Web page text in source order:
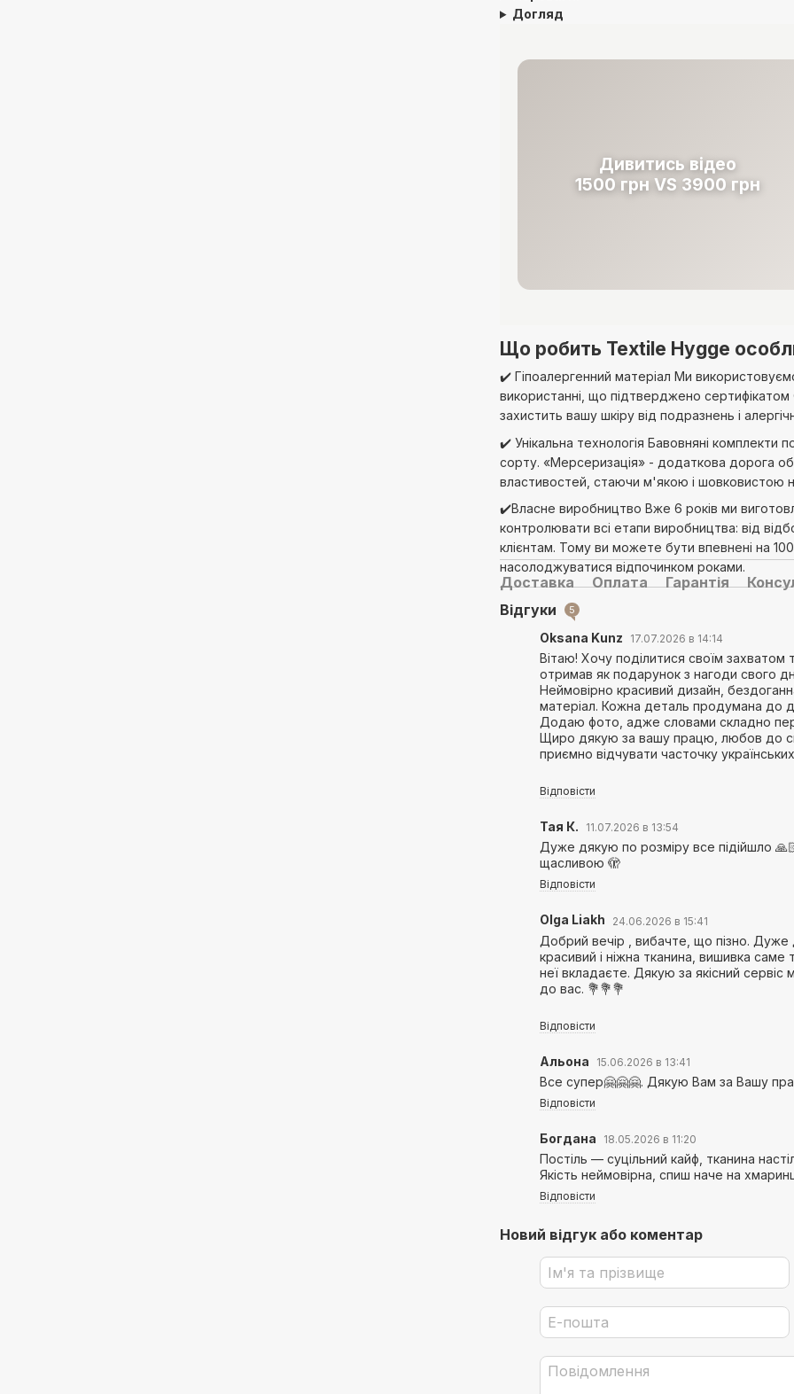
Догляд
Дивитись відео
1500 грн VS 3900 грн
Що робить Textile Hygge
✔️ Гіпоалергенний матеріал Ми
використанні, що підтверджено сертифікатом
захистить вашу шкіру від подразнень і
✔️ Унікальна технологія Бавовняні комплекти
сорту. «Мерсеризація» - додаткова дорога
властивостей, стаючи м'якою і шовковистою
✔️Власне виробництво Вже 6 років ми
контролювати всі етапи виробництва: від
клієнтам. Тому ви можете бути впевнені на
насолоджуватися відпочинком роками.
Доставка Оплата Гарантія
Відгуки
5
Oksana Kunz 17.07.2026 в 14:14
Вітаю! Хочу поділитися своїм захватом
отримав як подарунок з нагоди свого
Неймовірно красивий дизайн,
матеріал. Кожна деталь продумана до
Додаю фото, адже словами складно
Щиро дякую за вашу працю, любов до
приємно відчувати часточку
Відповісти
Тая К. 11.07.2026 в 13:54
Дуже дякую по розміру все підійшло
щасливою 🫣
Відповісти
Olga Liakh 24.06.2026 в 15:41
Добрий вечір , вибачте, що пізно. Дуже
красивий і ніжна тканина, вишивка
неї вкладаєте. Дякую за якісний
до вас. 💐💐💐
Відповісти
Альона 15.06.2026 в 13:41
Все супер🤗🤗🤗. Дякую Вам за Вашу
Відповісти
Богдана 18.05.2026 в 11:20
Постіль — суцільний кайф, тканина
Якість неймовірна, спиш наче на
Відповісти
Новий відгук або коментар